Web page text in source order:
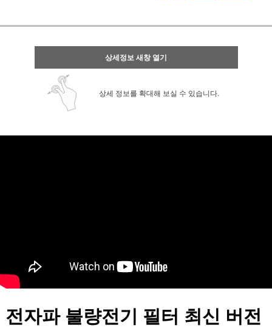
상세정보 새창 열기
상세 정보를 확대해 보실 수 있습니다.
전자파 불량전기 필터 최신 버전